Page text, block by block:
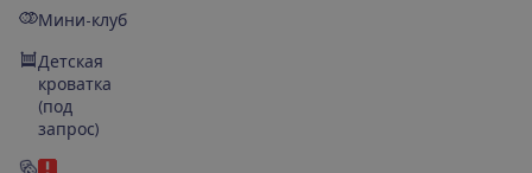
Мини-клуб
Детская
кроватка
(под
запрос)